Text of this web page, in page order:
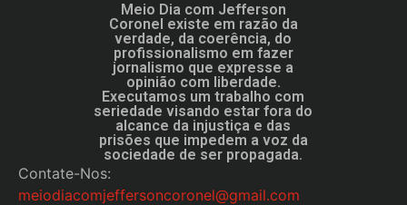
Meio Dia com Jefferson
Coronel existe em razão da
verdade, da coerência, do
profissionalismo em fazer
jornalismo que expresse a
opinião com liberdade.
Executamos um trabalho com
seriedade visando estar fora do
alcance da injustiça e das
prisões que impedem a voz da
sociedade de ser propagada.
Contate-Nos:
meiodiacomjeffersoncoronel@gmail.com